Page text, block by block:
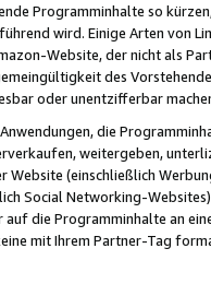
Programminhalte so
wird. Einige Arten von
Website, der nicht als
des
oder unentzifferbar
die
weitergeben,
Website (einschließlich
Social Networking-
die Programminhalte an
mit Ihrem Partner-Tag